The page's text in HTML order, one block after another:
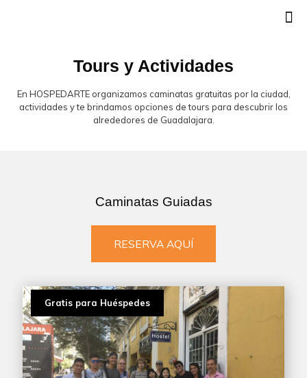
Tours y Actividades
En HOSPEDARTE organizamos caminatas gratuitas por la ciudad,
actividades y te brindamos opciones de tours para descubrir los
alrededores de Guadalajara.
Caminatas Guiadas
RESERVA AQUÍ
Gratis para Huéspedes